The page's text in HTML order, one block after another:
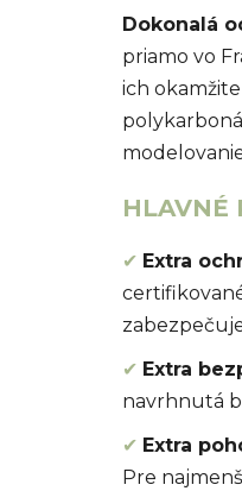
Dokonalá
priamo vo
ich
HLAVNÉ
✔ Extra
✔ Extra
navrhnutá
✔ Extra
Pre